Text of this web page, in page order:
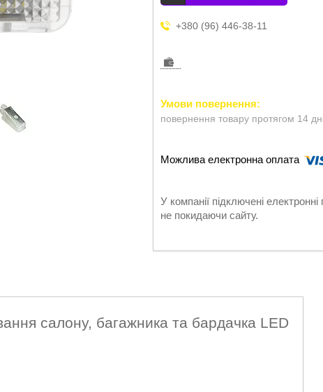
+380 (96) 446-38-11
повернення товару протягом 14
У компанії підключені
не покидаючи сайту.
салону, багажника та бардачка LED